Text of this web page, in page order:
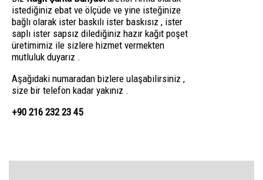
istediğiniz ebat ve ölçüde ve yine isteğinize
bağlı olarak ister baskılı ister baskısız , ister
saplı ister sapsız dilediğiniz hazır kağıt poşet
üretimimiz ile sizlere hizmet vermekten
mutluluk duyarız .
Aşağıdaki numaradan bizlere ulaşabilirsiniz ,
size bir telefon kadar yakınız .
+90 216 232 23 45